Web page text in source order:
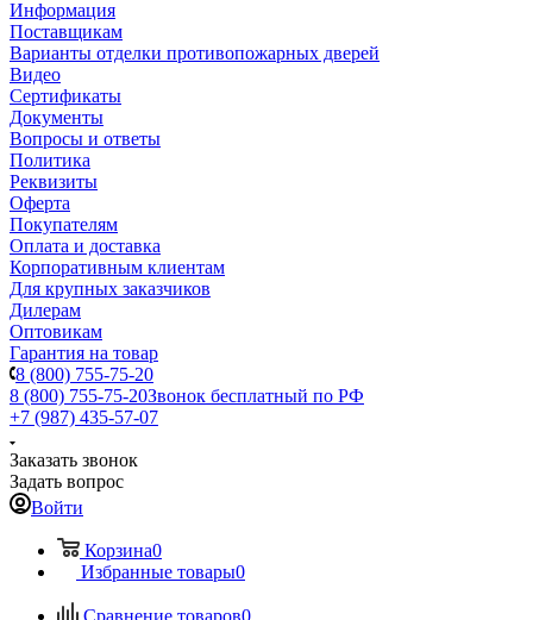
Информация
Поставщикам
Варианты отделки противопожарных дверей
Видео
Сертификаты
Документы
Вопросы и ответы
Политика
Реквизиты
Оферта
Покупателям
Оплата и доставка
Корпоративным клиентам
Для крупных заказчиков
Дилерам
Оптовикам
Гарантия на товар
8 (800) 755-75-20
8 (800) 755-75-20Звонок бесплатный по РФ
+7 (987) 435-57-07
Заказать звонок
Задать вопрос
Войти
Корзина0
Избранные товары0
Сравнение товаров0